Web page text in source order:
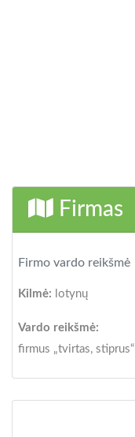
Firmas
Firmo vardo reikšmė
Kilmė: lotynų
Vardo reikšmė:
firmus „tvirtas, stiprus“